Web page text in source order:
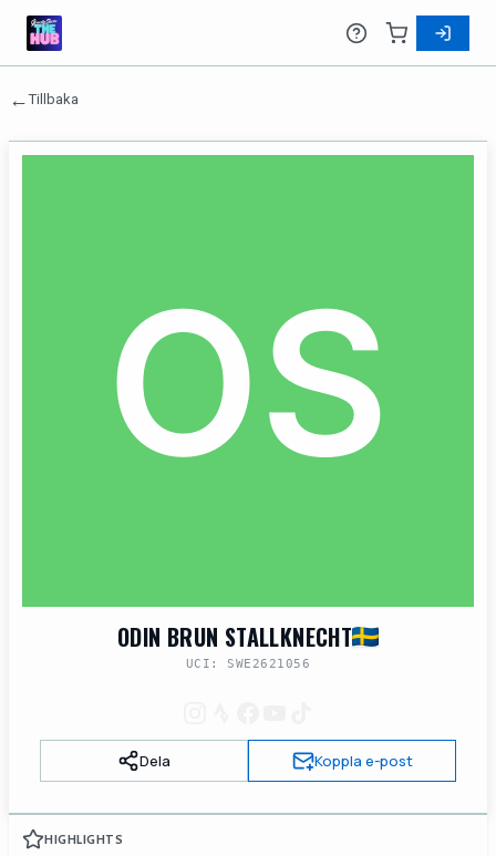
←Tillbaka
ODIN BRUN STALLKNECHT
UCI: SWE2621056
Dela Koppla e-post
HIGHLIGHTS